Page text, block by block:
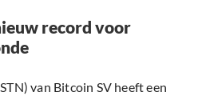
record voor
van Bitcoin SV heeft een